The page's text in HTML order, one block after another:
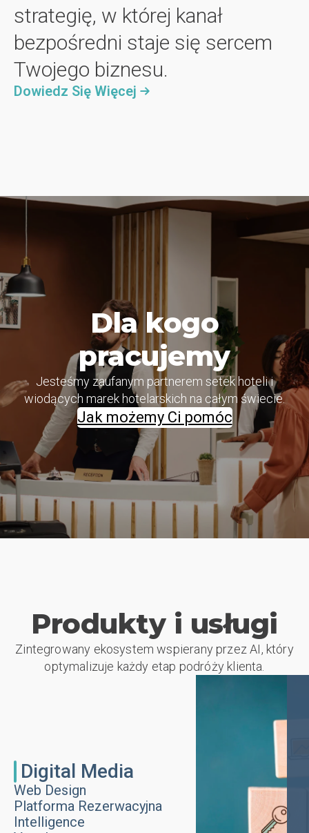
a
e
a
c
ji
(
C
P
A
.
strategię, w której kanał
bezpośredni staje się sercem
Twojego biznesu.
Dowiedz Się Więcej
Dla kogo
pracujemy
Jesteśmy zaufanym partnerem setek hoteli i
wiodących marek hotelarskich na całym świecie.
Jak możemy Ci pomóc
Produkty i usługi
Zintegrowany ekosystem wspierany przez AI, który
optymalizuje każdy etap podróży klienta.
Digital Media
Web Design
Platforma Rezerwacyjna
Intelligence